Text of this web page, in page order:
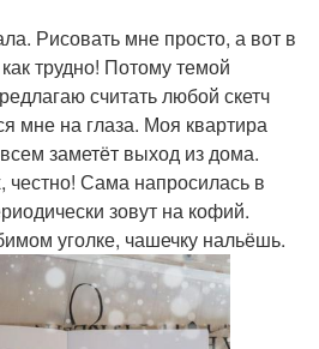
Рисовать мне просто, а вот в
трудно! Потому темой
считать любой скетч
мне на глаза. Моя квартира
заметёт выход из дома.
честно! Сама напросилась в
зовут на кофий.
уголке, чашечку нальёшь.